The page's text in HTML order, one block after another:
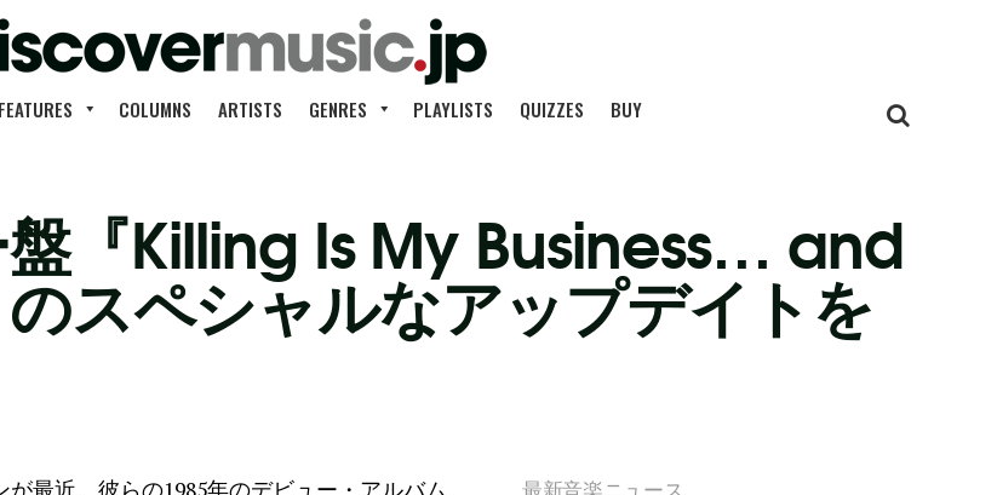
FEATURES COLUMNS ARTISTS GENRES PLAYLISTS QUIZZES BUY
『Killing Is My Business… and
スペシャルなアップデイトを
最新音楽ニュース